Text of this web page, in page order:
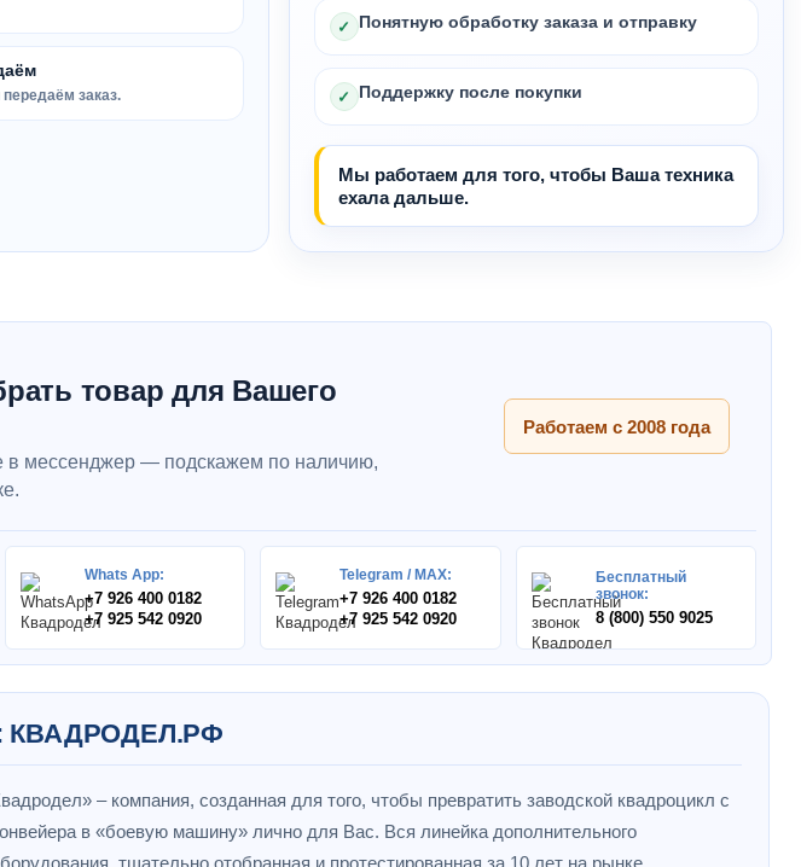
заказ.
✓ Понятную обработку заказа и отправку
✓ Поддержку после покупки
Мы работаем для того, чтобы Ваша техника
ехала дальше.
товар для Вашего
в мессенджер — подскажем по наличию,
Работаем с 2008 года
Whats App:
+7 926 400 0182
+7 925 542 0920
Telegram / MAX:
+7 926 400 0182
+7 925 542 0920
Бесплатный
звонок:
8 (800) 550 9025
КВАДРОДЕЛ.РФ
– компания, созданная для того, чтобы превратить заводской квадроцикл с
в «боевую машину» лично для Вас. Вся линейка дополнительного
тщательно отобранная и протестированная за 10 лет на рынке.